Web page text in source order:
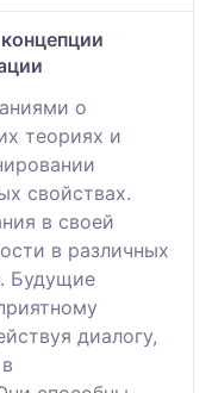
о
теориях и
свойствах.
в своей
в различных
Будущие
диалогу,